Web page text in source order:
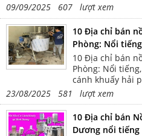
align:justify;text-indent:.5in;">
<span style="font-family:Times
New Roman,serif;">Bảo hành
12 tháng</span></p>
09/09/2025 607 lượt xem
10 Địa chỉ bán
Phòng: Nổi
10 Địa chỉ bán
Phòng: Nổi
cánh khuấy hải
23/08/2025 581 lượt xem
10 Địa chỉ bán
Dương nổi tiếng